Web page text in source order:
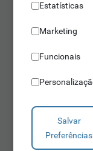
Estatísticas
Marketing
Funcionais
Salvar
Preferências